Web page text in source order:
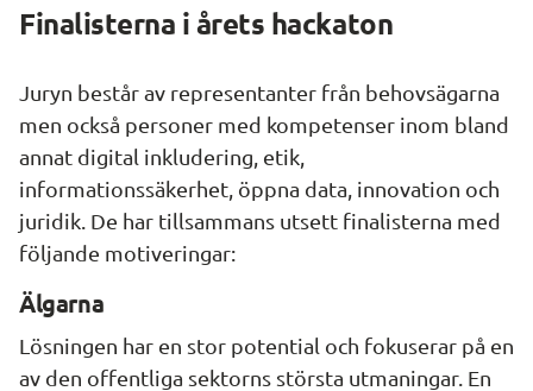
Finalisterna i årets hackaton
Juryn består av representanter från behovsägarna
men också personer med kompetenser inom bland
annat digital inkludering, etik,
informationssäkerhet, öppna data, innovation och
juridik. De har tillsammans utsett finalisterna med
följande motiveringar:
Älgarna
Lösningen har en stor potential och fokuserar på en
av den offentliga sektorns största utmaningar. En